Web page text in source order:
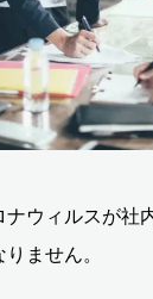
ウィルスが社
ません。